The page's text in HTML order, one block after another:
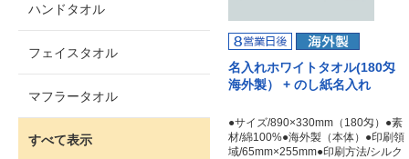
名入れホワイトタオル(180匁
海外製） + のし紙名入れ
●サイズ/890×330mm（180匁）●素
材/綿100%●海外製（本体）●印刷領
域/65mm×255mm●印刷方法/シルク
ハンドタオル
フェイスタオル
マフラータオル
すべて表示